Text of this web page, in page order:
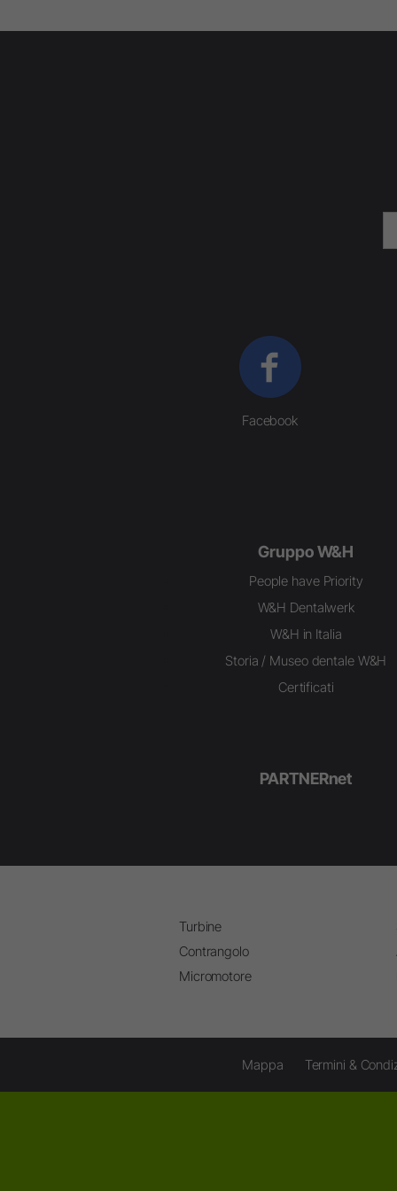
Facebook
Gruppo W&H
People have Priority
W&H Dentalwerk
W&H in Italia
Storia / Museo dentale W&H
Certificati
PARTNERnet
Turbine
Contrangolo
Micromotore
Mappa Termini &